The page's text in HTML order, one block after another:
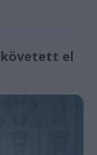
követett el